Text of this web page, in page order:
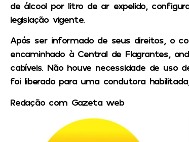
de álcool por litro de ar expelido,
legislação vigente.
Após ser informado de seus direitos, o
encaminhado à Central de Flagrantes,
cabíveis. Não houve necessidade de uso
foi liberado para uma condutora
Redação com Gazeta web